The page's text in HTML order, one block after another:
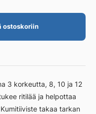
ostoskoriin
3 korkeutta, 8, 10 ja 12
ritilää ja helpottaa
takaa tarkan